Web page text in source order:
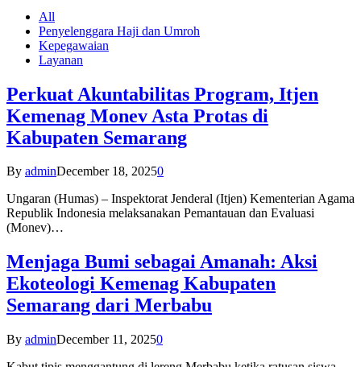
All
Penyelenggara Haji dan Umroh
Kepegawaian
Layanan
Perkuat Akuntabilitas Program, Itjen
Kemenag Monev Asta Protas di
Kabupaten Semarang
By adminDecember 18, 20250
Ungaran (Humas) – Inspektorat Jenderal (Itjen) Kementerian Agama
Republik Indonesia melaksanakan Pemantauan dan Evaluasi
(Monev)…
Menjaga Bumi sebagai Amanah: Aksi
Ekoteologi Kemenag Kabupaten
Semarang dari Merbabu
By adminDecember 11, 20250